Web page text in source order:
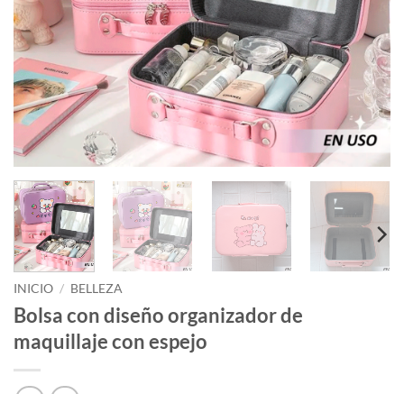
INICIO / BELLEZA
Bolsa con diseño organizador de
maquillaje con espejo